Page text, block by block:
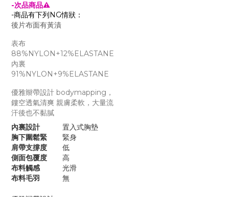
-次品商品⚠
-商品有下列NG情狀：
後片布面有黃漬
表布
88%NYLON+12%ELASTANE
內裏
91%NYLON+9%ELASTANE
優雅辮帶設計 bodymapping，
鏤空透氣清爽 親膚柔軟，大量流
汗後也不黏膩
內裏設計
置入式胸墊
胸下圍鬆緊
緊身
肩帶支撐度
低
側面包覆度
高
布料觸感
光滑
布料毛羽
無